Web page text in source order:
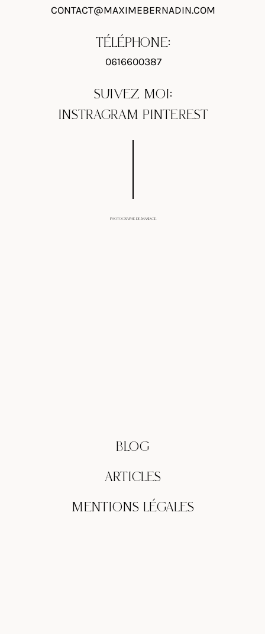
CONTACT@MAXIMEBERNADIN.COM
TÉLÉPHONE:
0616600387
SUIVEZ MOI:
INSTRAGRAM PINTEREST
PHOTOGRAPHE DE MARIAGE
BLOG
ARTICLES
MENTIONS LÉGALES